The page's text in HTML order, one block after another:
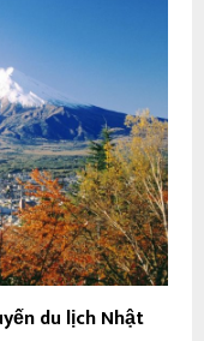
du lịch Nhật